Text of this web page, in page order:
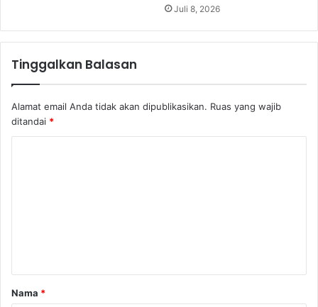
Juli 8, 2026
Tinggalkan Balasan
Alamat email Anda tidak akan dipublikasikan. Ruas yang wajib
ditandai *
a
r
Nama *